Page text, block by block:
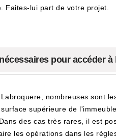
Faites-lui part de votre projet.
pour accéder
nombreuses sont
supérieure de
des cas très rares, il est
les opérations dans les